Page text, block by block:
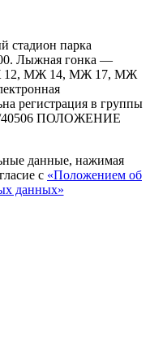
стадион парка
Лыжная гонка —
12, МЖ 14, МЖ 17, МЖ
регистрация в группы
40506 ПОЛОЖЕНИЕ
данные, нажимая
с «Положением об
данных»